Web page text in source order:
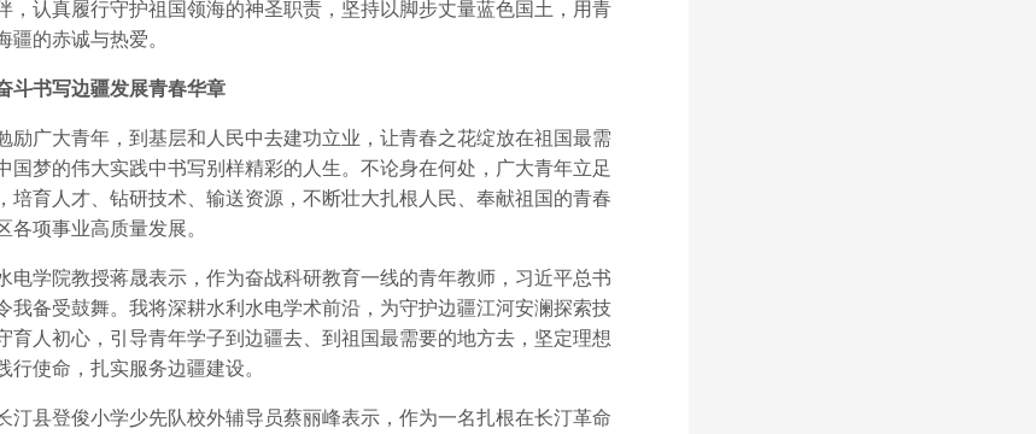
，认真履行守护祖国领海的神圣职责，坚持以脚步丈量蓝色国土，用青
疆的赤诚与热爱。
斗书写边疆发展青春华章
广大青年，到基层和人民中去建功立业，让青春之花绽放在祖国最需
国梦的伟大实践中书写别样精彩的人生。不论身在何处，广大青年立足
培育人才、钻研技术、输送资源，不断壮大扎根人民、奉献祖国的青春
各项事业高质量发展。
学院教授蒋晟表示，作为奋战科研教育一线的青年教师，习近平总书
我备受鼓舞。我将深耕水利水电学术前沿，为守护边疆江河安澜探索技
育人初心，引导青年学子到边疆去、到祖国最需要的地方去，坚定理想
行使命，扎实服务边疆建设。
县登俊小学少先队校外辅导员蔡丽峰表示，作为一名扎根在长汀革命